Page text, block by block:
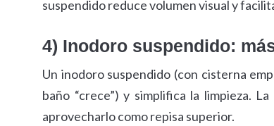
suspendido reduce volumen visual y
4) Inodoro suspendido:
Un inodoro suspendido (con cisterna
baño “crece”) y simplifica la limpieza.
aprovecharlo como repisa superior.